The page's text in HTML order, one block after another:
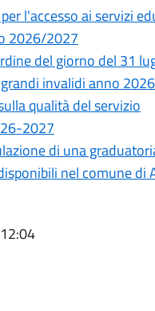
l'accesso ai servizi
2026/2027
del giorno del 31
invalidi anno 2026
qualità del servizio
2027
di una
nel comune di